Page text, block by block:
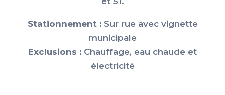
Stationnement :Sur rue avec vignette
municipale
Exclusions : Chauffage, eau chaude et
électricité